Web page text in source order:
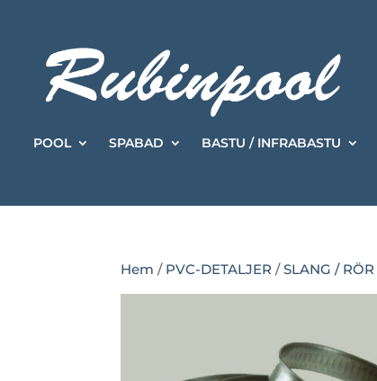
POOL SPABAD BASTU / INFRABASTU
Hem / PVC-DETALJER /SLANG / RÖR